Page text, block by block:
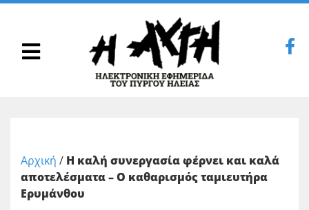
Αρχική / Η καλή συνεργασία φέρνει και καλά
αποτελέσματα – Ο καθαρισμός ταμιευτήρα
Ερυμάνθου